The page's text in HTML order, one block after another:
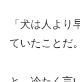
「犬は人よ
ていたことだ